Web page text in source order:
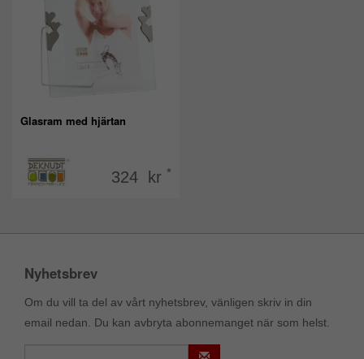
Glasram med hjärtan
324 kr *
Nyhetsbrev
Om du vill ta del av vårt nyhetsbrev, vänligen skriv in din
email nedan. Du kan avbryta abonnemanget när som helst.